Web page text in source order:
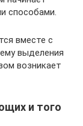
способами.
вместе с
выделения
возникает
и того